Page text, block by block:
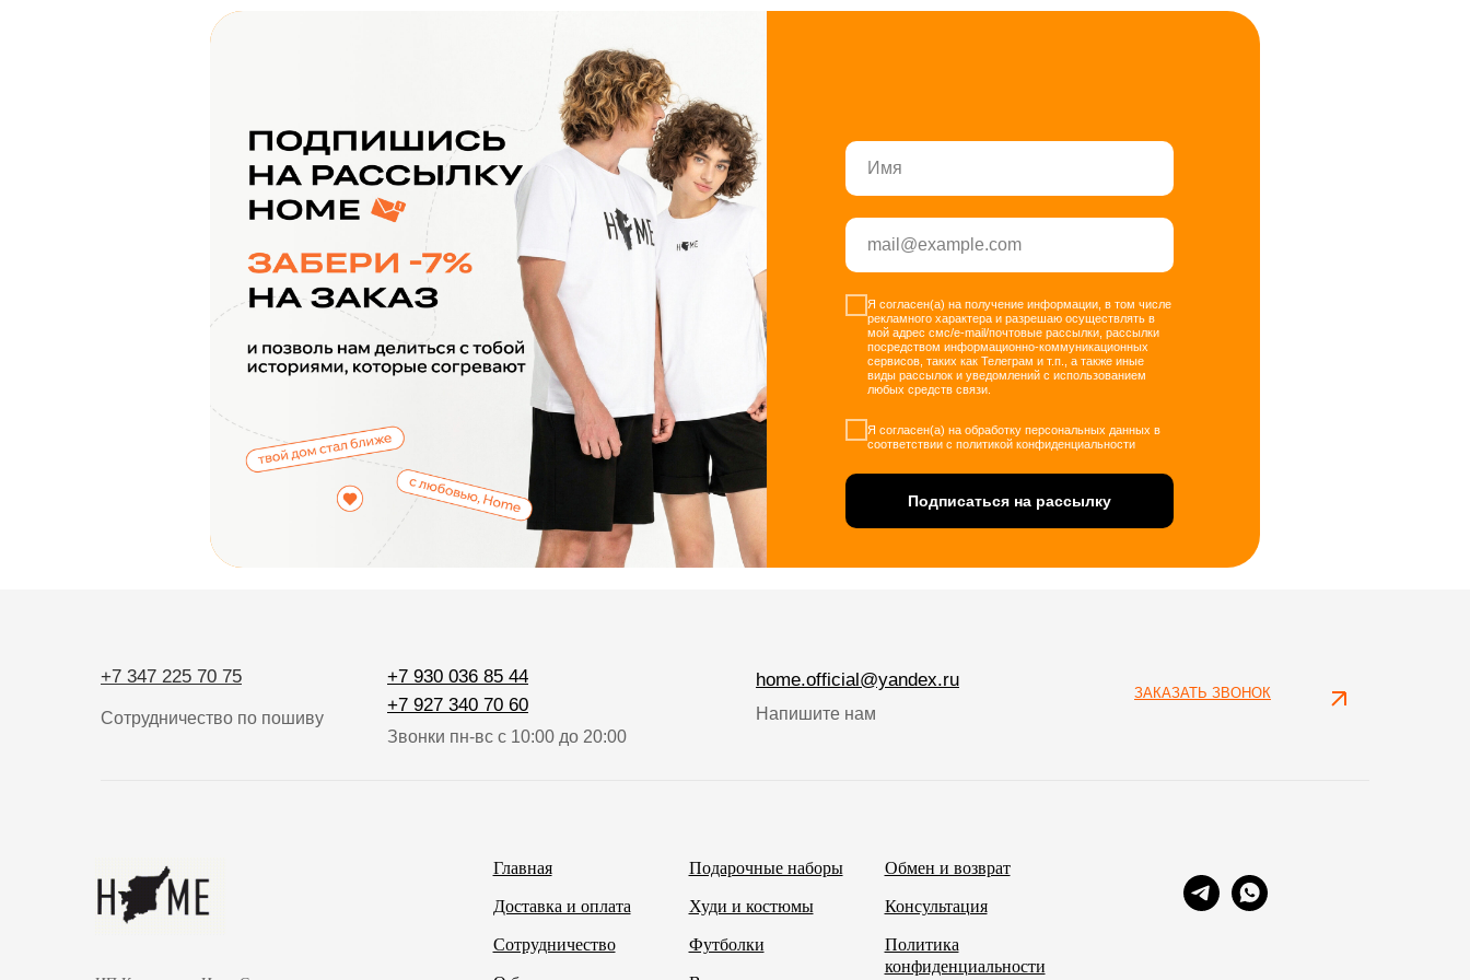
Я согласен(а) на получение информации, в том числе
рекламного характера и разрешаю осуществлять в
мой адрес смс/e-mail/почтовые рассылки, рассылки
посредством информационно-коммуникационных
сервисов, таких как Телеграм и т.п., а также иные
виды рассылок и уведомлений с использованием
любых средств связи.
Я согласен(а) на обработку персональных данных в
соответствии с политикой конфиденциальности
Подписаться на рассылку
+7 347 225 70 75
Сотрудничество по пошиву
home.official@yandex.ru
Напишите нам
ЗАКАЗАТЬ ЗВОНОК
+7 930 036 85 44
+7 927 340 70 60
Звонки пн-вс с 10:00 до 20:00
Главная
Доставка и оплата
Сотрудничество
Подарочные наборы
Худи и костюмы
Футболки
Обмен и возврат
Консультация
Политика
конфиденциальности